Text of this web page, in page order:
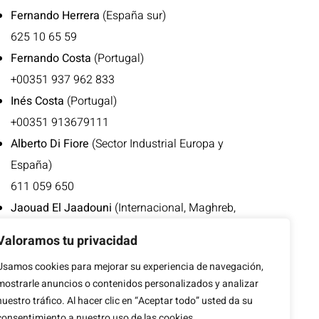
tu privacidad
cookies para mejorar su experiencia de navegación,
anuncios o contenidos personalizados y analizar
tráfico. Al hacer clic en “Aceptar todo” usted da su
Fernando Herrera (España sur)
625 10 65 59
Fernando Costa (Portugal)
+00351 937 962 833
Inés Costa (Portugal)
+00351 913679111
Alberto Di Fiore (Sector Industrial Europa y
España)
611 059 650
Jaouad El Jaadouni (Internacional, Maghreb,
676 496 952
+00212 668 413 753